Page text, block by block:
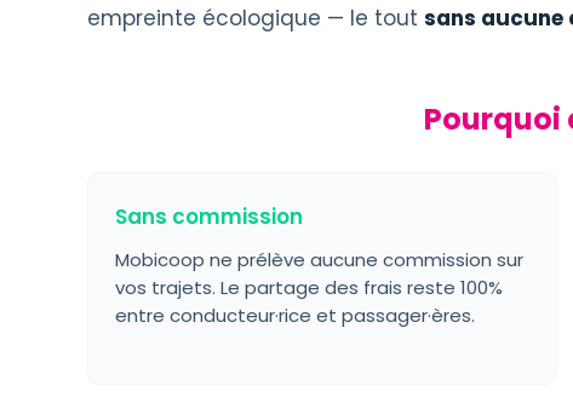
empreinte écologique — le tout sans aucune
Pourquoi
Sans commission
Mobicoop ne prélève aucune commission sur
vos trajets. Le partage des frais reste 100%
entre conducteur·rice et passager·ères.